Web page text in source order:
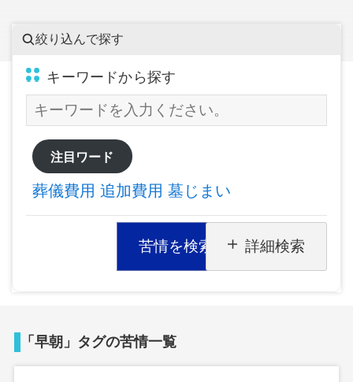
絞り込んで探す
キーワードから探す
注目ワード
葬儀費用 追加費用 墓じまい
苦情を検索 詳細検索
「早朝」タグの苦情一覧